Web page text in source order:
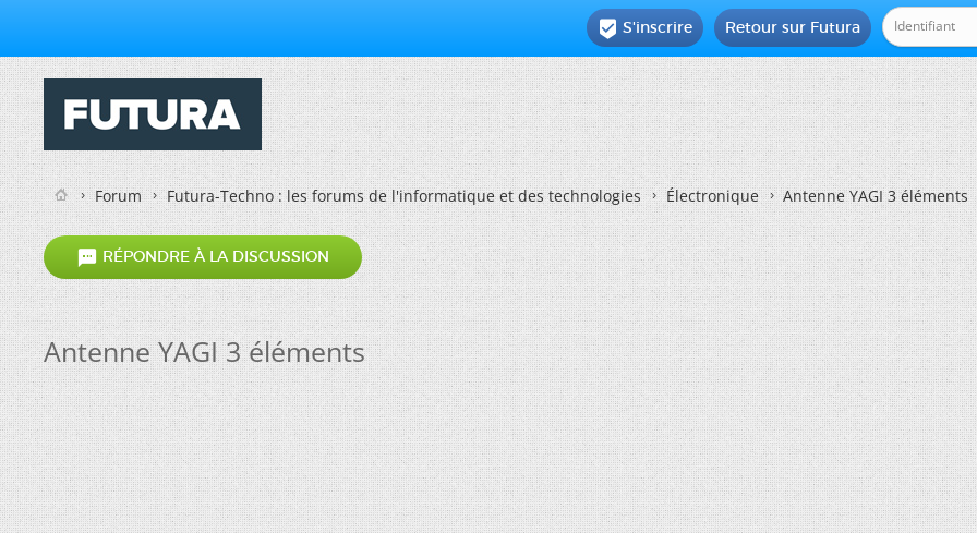
Retour sur Futura
 S'inscrire
Forum Futura-Techno : les forums de l'informatique et des technologies Électronique Antenne YAGI 3 éléments
 RÉPONDRE À LA DISCUSSION
Antenne YAGI 3 éléments